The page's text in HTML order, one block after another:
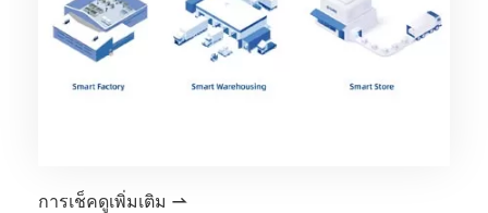
การเช็คดูเพิ่มเติม 